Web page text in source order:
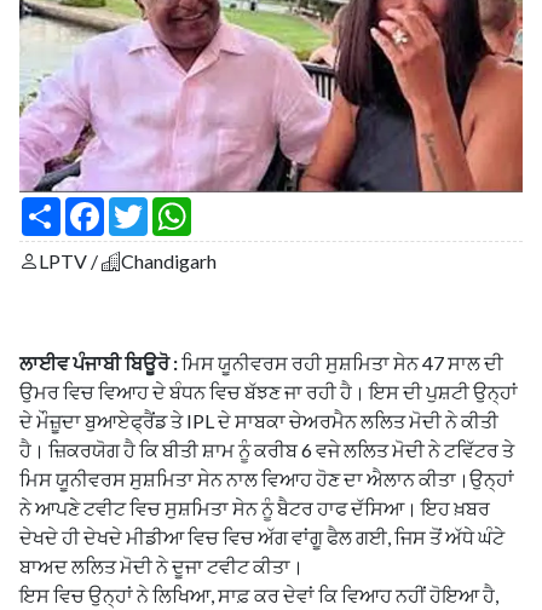
S
a
r
F
c
e
T
w
i
t
a
t
LPTV / Chandigarh
ਲਾਈਵ ਪੰਜਾਬੀ ਬਿਊਰੋ :ਮਿਸ ਯੂਨੀਵਰਸ ਰਹੀ ਸੁਸ਼ਮਿਤਾ ਸੇਨ 47 ਸਾਲ ਦੀ
ਉਮਰ ਵਿਚ ਵਿਆਹ ਦੇ ਬੰਧਨ ਵਿਚ ਬੱਝਣ ਜਾ ਰਹੀ ਹੈ। ਇਸ ਦੀ ਪੁਸ਼ਟੀ ਉਨ੍ਹਾਂ
ਦੇ ਮੌਜ਼ੂਦਾ ਬੁਆਏਫ੍ਰੈਂਡ ਤੇ IPL ਦੇ ਸਾਬਕਾ ਚੇਅਰਮੈਨ ਲਲਿਤ ਮੋਦੀ ਨੇ ਕੀਤੀ
ਹੈ। ਜ਼ਿਕਰਯੋਗ ਹੈ ਕਿ ਬੀਤੀ ਸ਼ਾਮ ਨੂੰ ਕਰੀਬ 6 ਵਜੇ ਲਲਿਤ ਮੋਦੀ ਨੇ ਟਵਿੱਟਰ ਤੇ
ਮਿਸ ਯੂਨੀਵਰਸ ਸੁਸ਼ਮਿਤਾ ਸੇਨ ਨਾਲ ਵਿਆਹ ਹੋਣ ਦਾ ਐਲਾਨ ਕੀਤਾ।ਉਨ੍ਹਾਂ
ਨੇ ਆਪਣੇ ਟਵੀਟ ਵਿਚ ਸੁਸ਼ਮਿਤਾ ਸੇਨ ਨੂੰ ਬੈਟਰ ਹਾਫ ਦੱਸਿਆ। ਇਹ ਖ਼ਬਰ
ਦੇਖਦੇ ਹੀ ਦੇਖਦੇ ਮੀਡੀਆ ਵਿਚ ਵਿਚ ਅੱਗ ਵਾਂਗੂ ਫੈਲ ਗਈ, ਜਿਸ ਤੋਂ ਅੱਧੇ ਘੰਟੇ
ਬਾਅਦ ਲਲਿਤ ਮੋਦੀ ਨੇ ਦੂਜਾ ਟਵੀਟ ਕੀਤਾ।
ਇਸ ਵਿਚ ਉਨ੍ਹਾਂ ਨੇ ਲਿਖਿਆ, ਸਾਫ਼ ਕਰ ਦੇਵਾਂ ਕਿ ਵਿਆਹ ਨਹੀਂ ਹੋਇਆ ਹੈ,